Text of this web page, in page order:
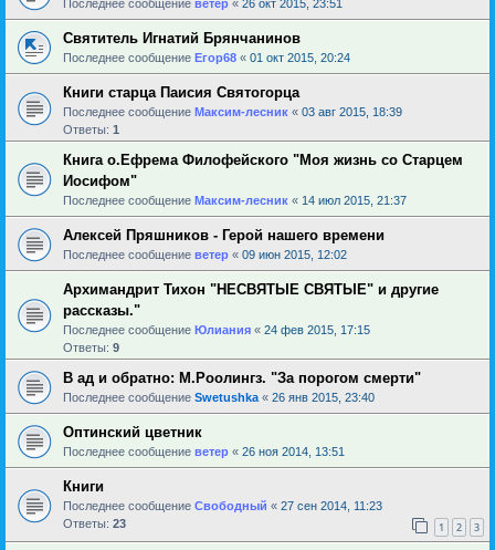
Последнее сообщение ветер « 26 окт 2015, 23:51
Святитель Игнатий Брянчанинов
Последнее сообщение Егор68 « 01 окт 2015, 20:24
Книги старца Паисия Святогорца
Последнее сообщение Максим-лесник « 03 авг 2015, 18:39
Ответы: 1
Книга о.Ефрема Филофейского "Моя жизнь со Старцем
Иосифом"
Последнее сообщение Максим-лесник « 14 июл 2015, 21:37
Алексей Пряшников - Герой нашего времени
Последнее сообщение ветер « 09 июн 2015, 12:02
Архимандрит Тихон "НЕСВЯТЫЕ СВЯТЫЕ" и другие
рассказы."
Последнее сообщение Юлиания « 24 фев 2015, 17:15
Ответы: 9
В ад и обратно: М.Роолингз. "За порогом смерти"
Последнее сообщение Swetushka « 26 янв 2015, 23:40
Оптинский цветник
Последнее сообщение ветер « 26 ноя 2014, 13:51
Книги
Последнее сообщение Свободный « 27 сен 2014, 11:23
Ответы: 23 1 2 3